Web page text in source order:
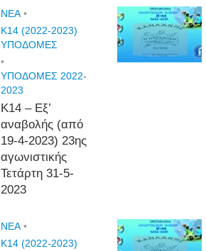
NEA •
Κ14 (2022-2023)
ΥΠΟΔΟΜΕΣ
•
ΥΠΟΔΟΜΕΣ 2022-
2023
Κ14 – Εξ’
αναβολής (από
19-4-2023) 23ης
αγωνιστικής
Τετάρτη 31-5-
2023
NEA •
Κ14 (2022-2023)